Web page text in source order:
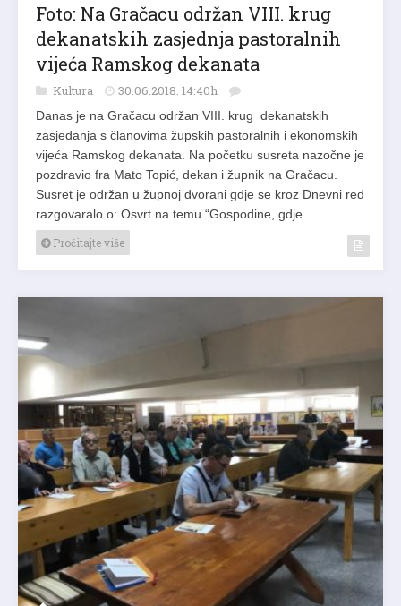
Foto: Na Gračacu održan VIII. krug
dekanatskih zasjednja pastoralnih
vijeća Ramskog dekanata
Kultura 30.06.2018. 14:40h
Danas je na Gračacu održan VIII. krug dekanatskih
zasjedanja s članovima župskih pastoralnih i ekonomskih
vijeća Ramskog dekanata. Na početku susreta nazočne je
pozdravio fra Mato Topić, dekan i župnik na Gračacu.
Susret je održan u župnoj dvorani gdje se kroz Dnevni red
razgovaralo o: Osvrt na temu “Gospodine, gdje…
Pročitajte više